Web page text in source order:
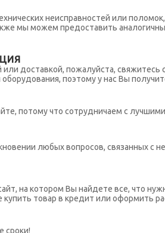
неисправностей или
мы можем предоставить
доставкой, пожалуйста, свяжитесь
поэтому у нас Вы
потому что сотрудничаем с
любых вопросов, связанных с
на котором Вы найдете все, что
товар в кредит или оформить
сроки!